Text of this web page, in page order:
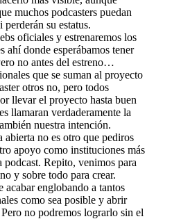
muchos podcasters puedan
su estatus.
oficiales y estrenaremos los
ahí donde esperábamos tener
no antes del estreno…
que se suman al proyecto
otros no, pero todos
llevar el proyecto hasta buen
llamaran verdaderamente la
nuestra intención.
abierta no es otro que pediros
apoyo como instituciones más
podcast. Repito, venimos para
y sobre todo para crear.
acabar englobando a tantos
como sea posible y abrir
no podremos lograrlo sin el